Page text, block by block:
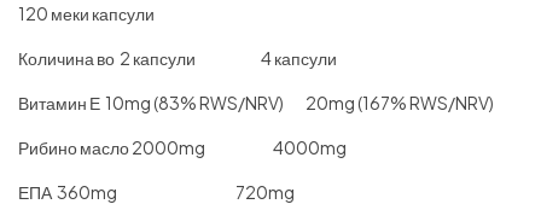
120 меки капсули
Количина во 2 капсули 4 капсули
Витамин Е 10mg (83% RWS/NRV) 20mg (167% RWS/NRV)
Рибино масло 2000mg 4000mg
ЕПА 360mg 720mg